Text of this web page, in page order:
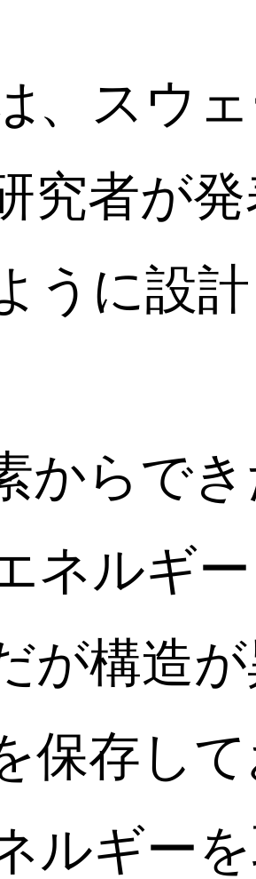
、スウ
究者が
うに設計
からで
ネルギ
が構造
保存し
ルギー